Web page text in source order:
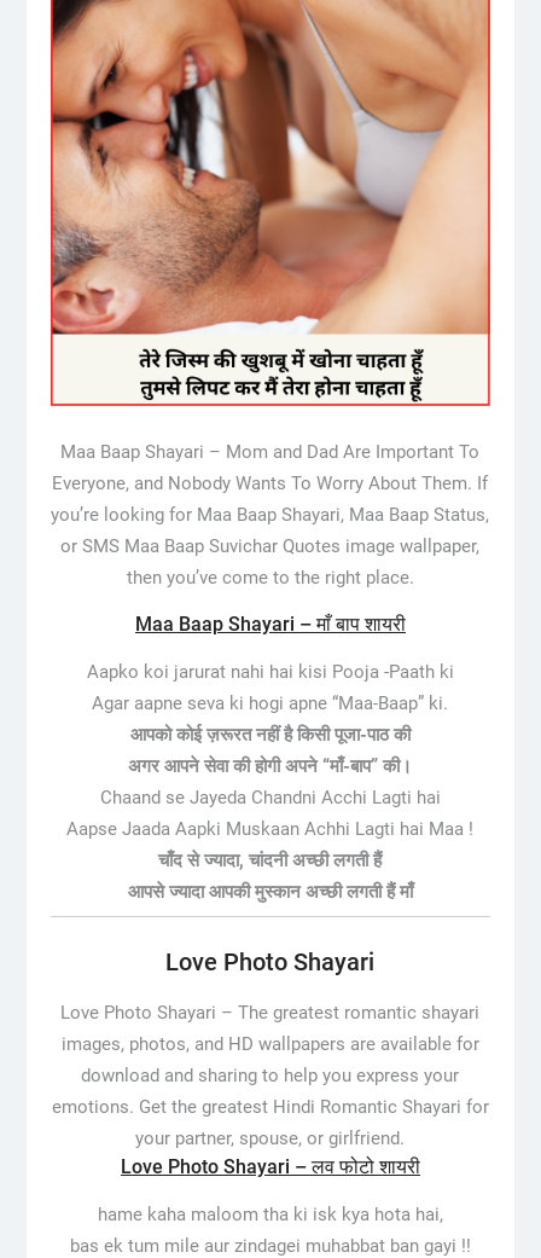
Maa Baap Shayari – Mom and Dad Are Important To
Everyone, and Nobody Wants To Worry About Them. If
you’re looking for Maa Baap Shayari, Maa Baap Status,
or SMS Maa Baap Suvichar Quotes image wallpaper,
then you’ve come to the right place.
Maa Baap Shayari – माँ बाप शायरी
Aapko koi jarurat nahi hai kisi Pooja -Paath ki
Agar aapne seva ki hogi apne “Maa-Baap” ki.
आपको कोई ज़रूरत नहीं है किसी पूजा-पाठ की
अगर आपने सेवा की होगी अपने “माँ-बाप” की।
Chaand se Jayeda Chandni Acchi Lagti hai
Aapse Jaada Aapki Muskaan Achhi Lagti hai Maa !
चाँद से ज्यादा, चांदनी अच्छी लगती हैं
आपसे ज्यादा आपकी मुस्कान अच्छी लगती हैं माँ
Love Photo Shayari
Love Photo Shayari – The greatest romantic shayari
images, photos, and HD wallpapers are available for
download and sharing to help you express your
emotions. Get the greatest Hindi Romantic Shayari for
your partner, spouse, or girlfriend.
Love Photo Shayari – लव फोटो शायरी
hame kaha maloom tha ki isk kya hota hai,
bas ek tum mile aur zindagei muhabbat ban gayi !!